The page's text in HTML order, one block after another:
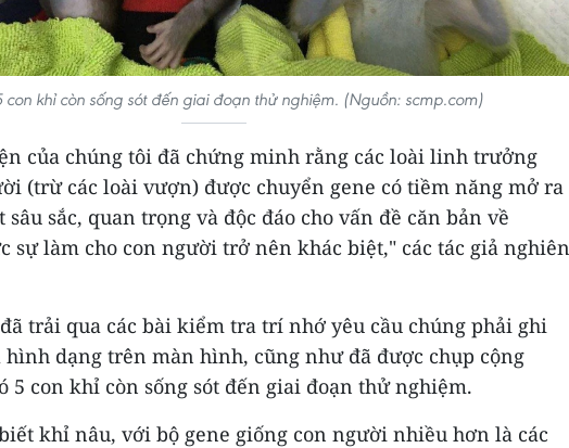
con khỉ còn sống sót đến giai đoạn thử nghiệm. (Nguồn: scmp.com)
của chúng tôi đã chứng minh rằng các loài linh trưởng
(trừ các loài vượn) được chuyển gene có tiềm năng mở ra
sắc, quan trọng và độc đáo cho vấn đề căn bản về
sự làm cho con người trở nên khác biệt," các tác giả nghiên
trải qua các bài kiểm tra trí nhớ yêu cầu chúng phải ghi
hình dạng trên màn hình, cũng như đã được chụp cộng
5 con khỉ còn sống sót đến giai đoạn thử nghiệm.
khỉ nâu, với bộ gene giống con người nhiều hơn là các